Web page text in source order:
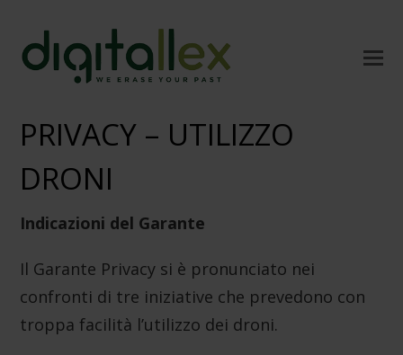
PRIVACY – UTILIZZO
DRONI
Indicazioni del Garante
Il Garante Privacy si è pronunciato nei
confronti di tre iniziative che prevedono con
troppa facilità l’utilizzo dei droni.